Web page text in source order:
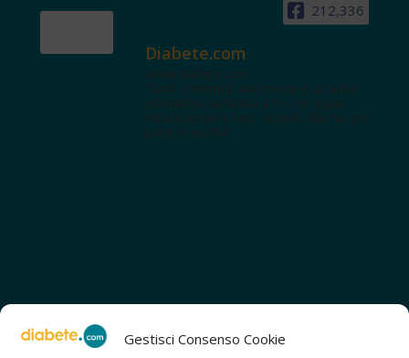
Gestisci Consenso Cookie
212,336
Diabete.com
www.diabete.com
Tanti contenuti autorevoli e un'area
interattiva dedicata a te con spazi
educazionali e test. Iscriviti alla NL per
tutte le novità!